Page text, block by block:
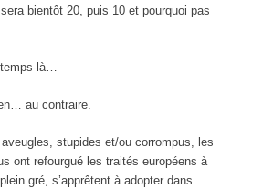
sera bientôt 20, puis 10 et pourquoi pas
là…
au contraire.
stupides et/ou corrompus, les
ont refourgué les traités européens à
gré, s’apprêtent à adopter dans